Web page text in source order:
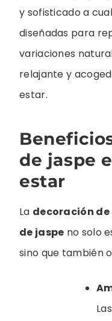
y sofisticado a
diseñadas para
variaciones
relajante y
estar.
de jaspe
estar
La decoración de
de jaspe no solo
sino que también